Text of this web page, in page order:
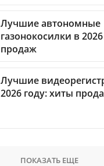
Лучшие автономные
газонокосилки в
продаж
Лучшие
2026 году: хиты
ПОКАЗАТЬ ЕЩЕ